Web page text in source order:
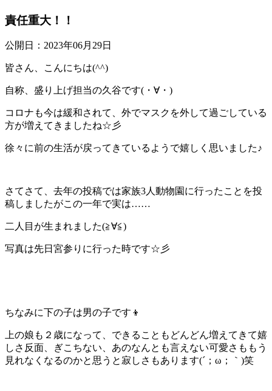
責任重大！！
公開日：2023年06月29日
皆さん、こんにちは(^^)
自称、盛り上げ担当の久谷です(・∀・)
コロナも今は緩和されて、外でマスクを外して過ごしている
方が増えてきましたね☆彡
徐々に前の生活が戻ってきているようで嬉しく思いました♪
さてさて、去年の投稿では家族3人動物園に行ったことを投
稿しましたがこの一年で実は……
二人目が生まれました(≧∀≦)
写真は先日宮参りに行った時です☆彡
ちなみに下の子は男の子です👦
上の娘も２歳になって、できることもどんどん増えてきて嬉
しさ反面、ぎこちない、あのなんとも言えない可愛さももう
見れなくなるのかと思うと寂しさもあります(´；ω；｀)笑